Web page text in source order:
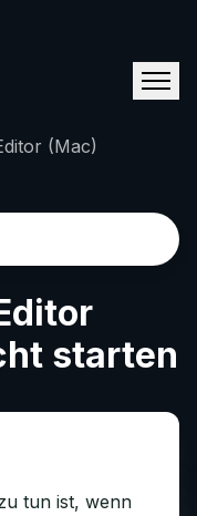
(Mac)
starten
tun ist, wenn